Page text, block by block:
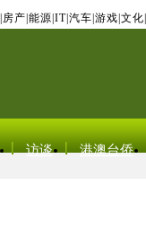
房产 能源 IT| 汽车 游戏 文化
访谈 港澳台侨